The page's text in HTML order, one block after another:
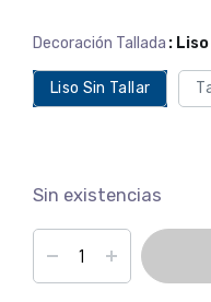
Decoración Tallada :
Liso Sin Tallar
Sin existencias